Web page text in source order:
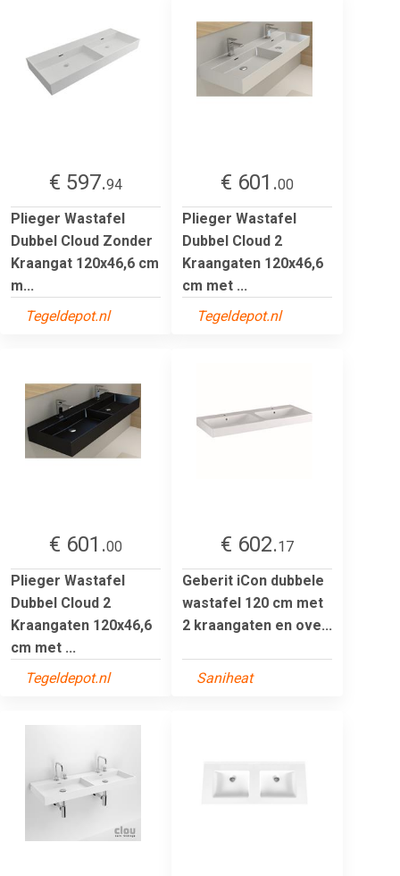
€ 597.94
Plieger Wastafel
Dubbel Cloud Zonder
Kraangat 120x46,6 cm
m...
Tegeldepot.nl
€ 601.00
Plieger Wastafel
Dubbel Cloud 2
Kraangaten 120x46,6
cm met ...
Tegeldepot.nl
€ 601.00
Plieger Wastafel
Dubbel Cloud 2
Kraangaten 120x46,6
cm met ...
Tegeldepot.nl
€ 602.17
Geberit iCon dubbele
wastafel 120 cm met
2 kraangaten en ove...
Saniheat